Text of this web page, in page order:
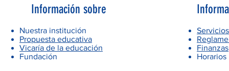
Información sobre
Nuestra institución
Propuesta educativa
Vicaría de la educación
Fundación
Servicios
Finanzas
Horarios